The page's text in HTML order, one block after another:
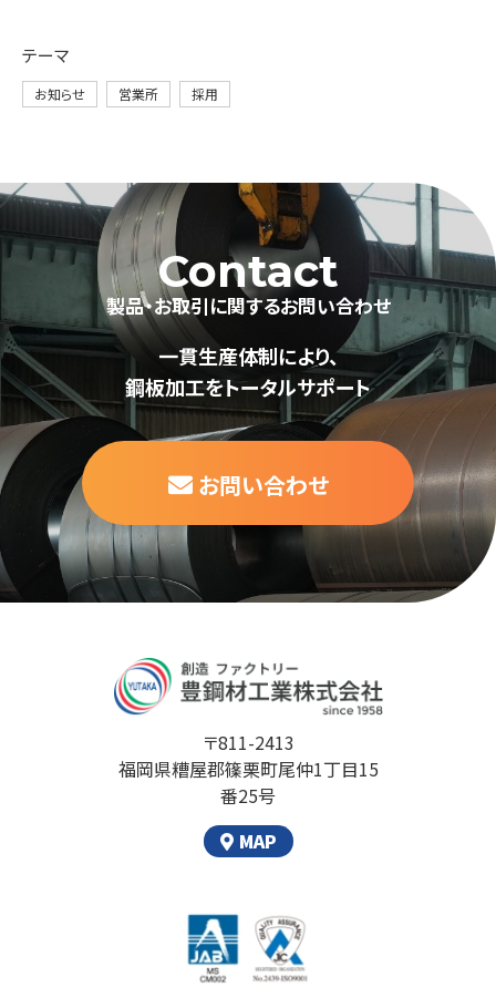
テーマ
お知らせ 営業所 採用
Contact
製品・お取引に関するお問い合わせ
一貫生産体制により、
鋼板加工をトータルサポート
お問い合わせ
〒811-2413
福岡県糟屋郡篠栗町尾仲1丁目15
番25号
MAP